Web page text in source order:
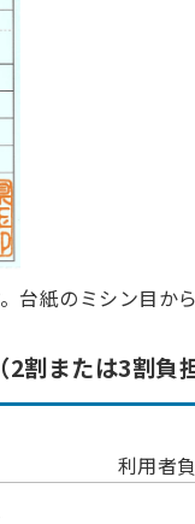
台紙のミシン目か
割または3割負
利用者